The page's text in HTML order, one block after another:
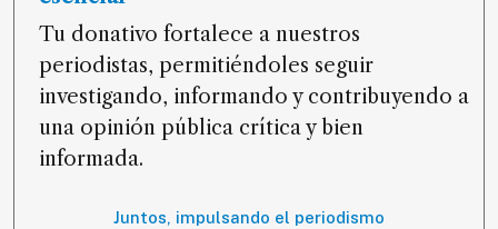
Tu donativo fortalece a nuestros
periodistas, permitiéndoles seguir
investigando, informando y contribuyendo a
una opinión pública crítica y bien
informada.
Juntos, impulsando el periodismo